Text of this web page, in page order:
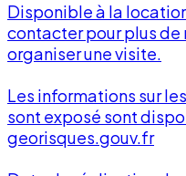
Disponible à la
contacter pour plus de
organiser une visite.
Les informations sur
sont exposé sont
georisques.gouv.fr